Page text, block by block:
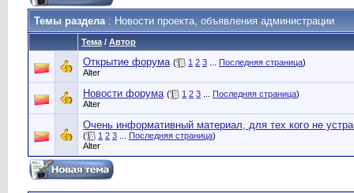
Темы раздела: Новости проекта, объявления администрации
Тема / Автор
Открытие форума ( 1 2 3 Последняя страница)
Alter
Новости форума ( 1 2 3 Последняя страница)
Alter
Очень информативный материал, для тех кого не
( 1 2 3 Последняя страница)
Alter